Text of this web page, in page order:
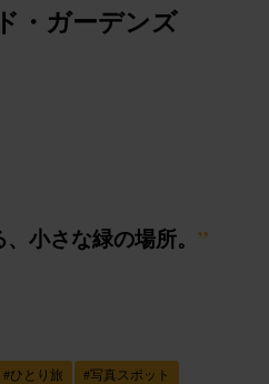
・ガーデンズ
小さな緑の場所。 ”
#ひとり旅 #写真スポット